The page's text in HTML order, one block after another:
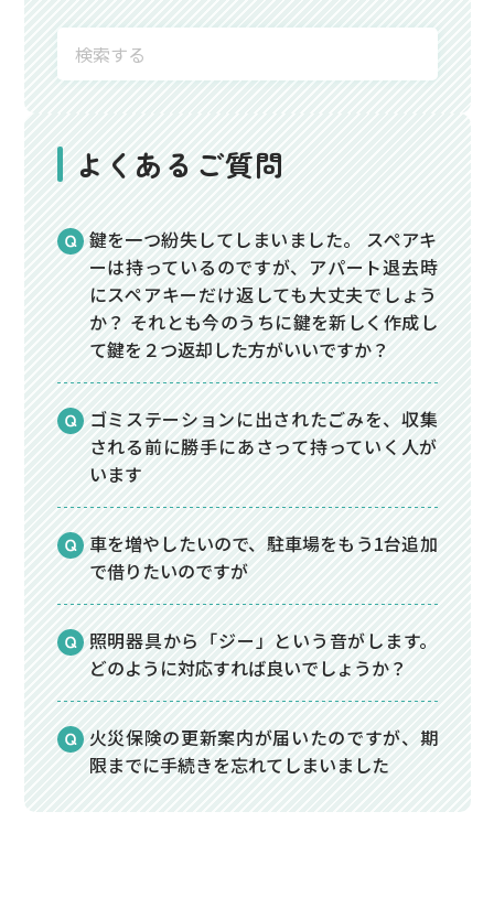
よくあるご質問
鍵を一つ紛失してしまいました。 スペアキ
ーは持っているのですが、アパート退去時
にスペアキーだけ返しても大丈夫でしょう
か？ それとも今のうちに鍵を新しく作成し
て鍵を２つ返却した方がいいですか？
ゴミステーションに出されたごみを、収集
される前に勝手にあさって持っていく人が
います
車を増やしたいので、駐車場をもう1台追加
で借りたいのですが
照明器具から「ジー」という音がします。
どのように対応すれば良いでしょうか？
火災保険の更新案内が届いたのですが、期
限までに手続きを忘れてしまいました